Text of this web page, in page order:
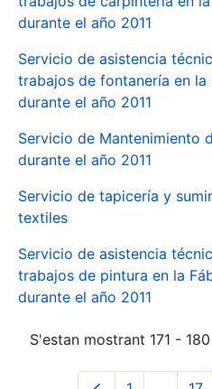
durante el año 2011
Servicio de asistencia
trabajos de fontanería en la
durante el año 2011
Servicio de Mantenimiento
durante el año 2011
Servicio de tapicería y
textiles
Servicio de asistencia
trabajos de pintura en la
durante el año 2011
S'estan mostrant 171 -